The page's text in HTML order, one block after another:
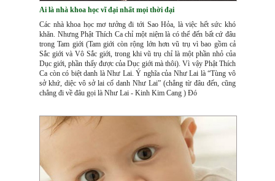
Ai là nhà khoa học vĩ đại nhất mọi thời đại
Các nhà khoa học mơ tưởng đi tới Sao Hỏa, là việc hết sức khó
khăn. Nhưng Phật Thích Ca chỉ một niệm là có thể đến bất cứ đâu
trong Tam giới (Tam giới còn rộng lớn hơn vũ trụ vì bao gồm cả
Sắc giới và Vô Sắc giới, trong khi vũ trụ chỉ là một phần nhỏ của
Dục giới, phần thấy được của Dục giới mà thôi). Vì vậy Phật Thích
Ca còn có biệt danh là Như Lai. Ý nghĩa của Như Lai là “Tùng vô
sở khứ, diệc vô sở lai cố danh Như Lai” (chẳng từ đâu đến, cũng
chẳng đi về đâu gọi là Như Lai - Kinh Kim Cang ) Đó